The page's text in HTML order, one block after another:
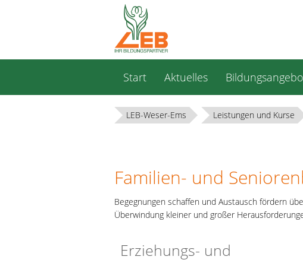
überspringen
Start Aktuelles
LEB-Weser-Ems Leistungen und Kurse
Familien- und
Begegnungen schaffen und Austausch fördern
Überwindung kleiner und großer
Erziehungs- und